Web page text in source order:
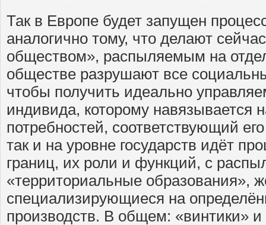
Так в Европе будет запущен
аналогично тому, что делают
обществом», распыляемым на
обществе разрушают все
чтобы получить идеально
индивида, которому навязывается
потребностей, соответствующий
так и на уровне государств идёт
границ, их роли и функций, с
«территориальные образования»,
специализирующиеся на
производств. В общем: «винтики»